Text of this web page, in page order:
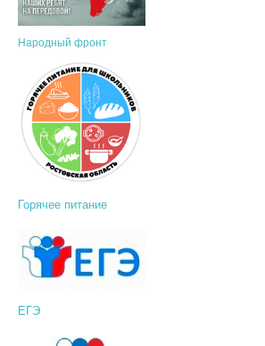
Народный фронт
Горячее питание
ЕГЭ